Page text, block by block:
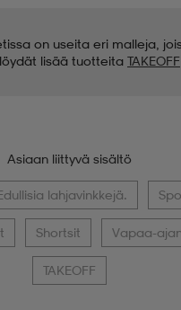
on useita eri malleja,
lisää tuotteita TAKEOFF
Asiaan liittyvä sisältö
lahjavinkkejä.
Shortsit Vapaa-
TAKEOFF